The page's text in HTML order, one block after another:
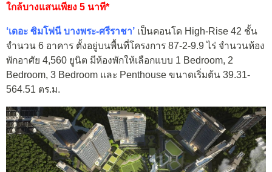
ใกล้บางแสนเพียง 5 นาที*
‘เดอะ ซิมโฟนี บางพระ-ศรีราชา’ เป็นคอนโด High-Rise 42 ชั้น
จำนวน 6 อาคาร ตั้งอยู่บนพื้นที่โครงการ 87-2-9.9 ไร่ จำนวนห้อง
พักอาศัย 4,560 ยูนิต มีห้องพักให้เลือกแบบ 1 Bedroom, 2
Bedroom, 3 Bedroom และ Penthouse ขนาดเริ่มต้น 39.31-
564.51 ตร.ม.